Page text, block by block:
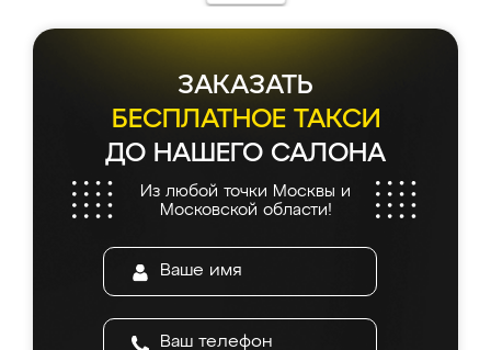
ЗАКАЗАТЬ
БЕСПЛАТНОЕ ТАКСИ
ДО НАШЕГО САЛОНА
Из любой точки Москвы и
Московской области!